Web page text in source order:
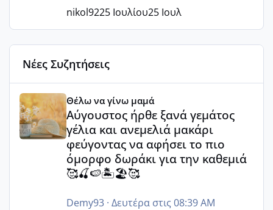
nikol9225 Ιουλίου25 Ιουλ
Νέες Συζητήσεις
Αύγουστος ήρθε ξανά γεμάτος γέλια και ανεμελιά
Θέλω να γίνω μαμά
Αύγουστος ήρθε ξανά γεμάτος
γέλια και ανεμελιά μακάρι
φεύγοντας να αφήσει το πιο
όμορφο δωράκι για την καθεμιά
🥰🍒🍉🏝️🏖️🥰
Demy93· Δευτέρα στις 08:39 AM